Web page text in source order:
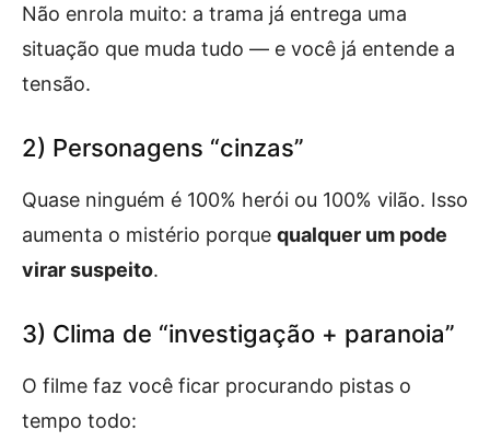
Não enrola muito: a trama já entrega uma
situação que muda tudo — e você já entende a
tensão.
2) Personagens “cinzas”
Quase ninguém é 100% herói ou 100% vilão. Isso
aumenta o mistério porque qualquer um pode
virar suspeito.
3) Clima de “investigação + paranoia”
O filme faz você ficar procurando pistas o
tempo todo: